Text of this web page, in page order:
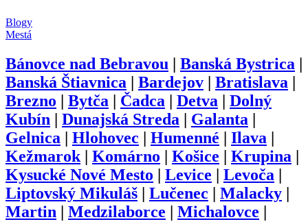
Blogy
Mestá
Bánovce nad Bebravou | Banská Bystrica |
Banská Štiavnica | Bardejov | Bratislava |
Brezno | Bytča | Čadca | Detva | Dolný
Kubín | Dunajská Streda | Galanta |
Gelnica | Hlohovec | Humenné | Ilava |
Kežmarok | Komárno | Košice | Krupina |
Kysucké Nové Mesto | Levice | Levoča |
Liptovský Mikuláš | Lučenec | Malacky |
Martin | Medzilaborce | Michalovce |